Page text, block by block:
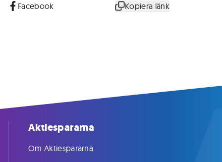
Facebook Kopiera länk
Aktiespararna
Om Aktiespararna